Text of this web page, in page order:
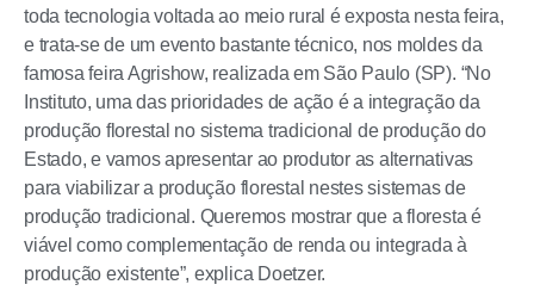
toda tecnologia voltada ao meio rural é exposta nesta feira,
e trata-se de um evento bastante técnico, nos moldes da
famosa feira Agrishow, realizada em São Paulo (SP). “No
Instituto, uma das prioridades de ação é a integração da
produção florestal no sistema tradicional de produção do
Estado, e vamos apresentar ao produtor as alternativas
para viabilizar a produção florestal nestes sistemas de
produção tradicional. Queremos mostrar que a floresta é
viável como complementação de renda ou integrada à
produção existente”, explica Doetzer.